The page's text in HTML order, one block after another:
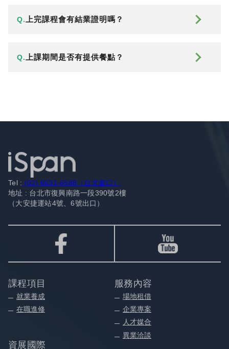
Q. 上完課程會有結業證明嗎？
Q. 上課期間是否有提供餐點？
Tel : (02) 6631-6588（台北窗口）
地址 : 台北市復興南路一段390號2樓
（大安捷運站4號、6號出口）
課程項目
就業養成
在職進修
服務內容
場地租借
企業專案
人才媒合
異業洽談
資展國際